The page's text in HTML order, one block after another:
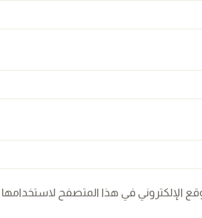
الإلكتروني في هذا المتصفح لاستخدامها